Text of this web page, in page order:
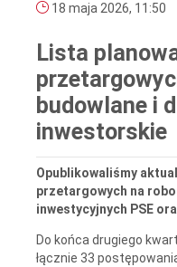
18 maja 2026, 11:50
Lista
budowlane i
inwestorskie
Opublikowaliśmy
przetargowych na
inwestycyjnych PSE
Do końca drugiego
łącznie 33